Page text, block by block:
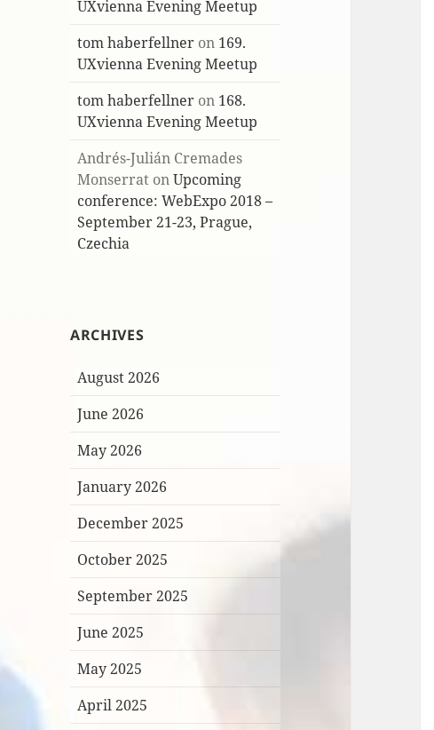
UXvienna Evening Meetup
tom haberfellner on 169.
UXvienna Evening Meetup
tom haberfellner on 168.
UXvienna Evening Meetup
Andrés-Julián Cremades
Monserrat onUpcoming
conference: WebExpo 2018 –
September 21-23, Prague,
Czechia
ARCHIVES
August 2026
June 2026
May 2026
January 2026
December 2025
October 2025
September 2025
June 2025
May 2025
April 2025